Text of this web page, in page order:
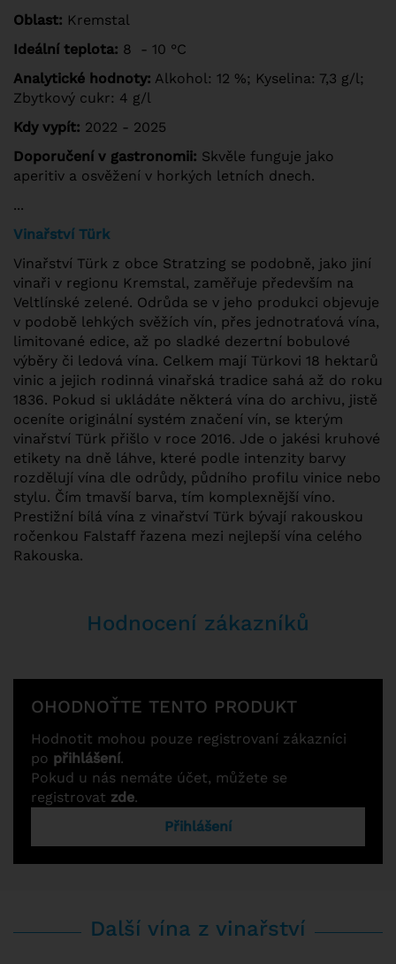
Oblast: Kremstal
Ideální teplota: 8 - 10 °C
Analytické hodnoty: Alkohol: 12 %; Kyselina: 7,3 g/l;
Zbytkový cukr: 4 g/l
Kdy vypít: 2022 - 2025
Doporučení v gastronomii: Skvěle funguje jako
aperitiv a osvěžení v horkých letních dnech.
...
Vinařství Türk
Vinařství Türk z obce Stratzing se podobně, jako jiní
vinaři v regionu Kremstal, zaměřuje především na
Veltlínské zelené. Odrůda se v jeho produkci objevuje
v podobě lehkých svěžích vín, přes jednotraťová vína,
limitované edice, až po sladké dezertní bobulové
výběry či ledová vína. Celkem mají Türkovi 18 hektarů
vinic a jejich rodinná vinařská tradice sahá až do roku
1836. Pokud si ukládáte některá vína do archivu, jistě
oceníte originální systém značení vín, se kterým
vinařství Türk přišlo v roce 2016. Jde o jakési kruhové
etikety na dně láhve, které podle intenzity barvy
rozdělují vína dle odrůdy, půdního profilu vinice nebo
stylu. Čím tmavší barva, tím komplexnější víno.
Prestižní bílá vína z vinařství Türk bývají rakouskou
ročenkou Falstaff řazena mezi nejlepší vína celého
Rakouska.
Hodnocení zákazníků
OHODNOŤTE TENTO PRODUKT
Hodnotit mohou pouze registrovaní zákazníci
po přihlášení.
Pokud u nás nemáte účet, můžete se
registrovat zde.
Přihlášení
Další vína z vinařství